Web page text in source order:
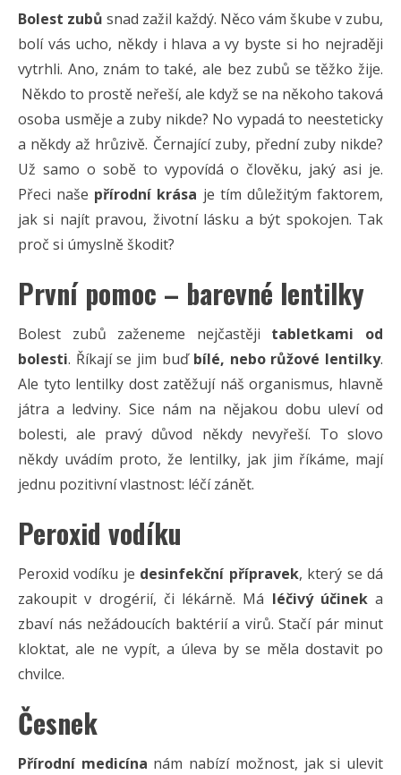
Bolest zubů snad zažil každý. Něco vám škube v zubu,
bolí vás ucho, někdy i hlava a vy byste si ho nejraději
vytrhli. Ano, znám to také, ale bez zubů se těžko žije.
Někdo to prostě neřeší, ale když se na někoho taková
osoba usměje a zuby nikde? No vypadá to neesteticky
a někdy až hrůzivě. Černající zuby, přední zuby nikde?
Už samo o sobě to vypovídá o člověku, jaký asi je.
Přeci naše přírodní krása je tím důležitým faktorem,
jak si najít pravou, životní lásku a být spokojen. Tak
proč si úmyslně škodit?
První pomoc – barevné lentilky
Bolest zubů zaženeme nejčastěji tabletkami od
bolesti. Říkají se jim buď bílé, nebo růžové lentilky.
Ale tyto lentilky dost zatěžují náš organismus, hlavně
játra a ledviny. Sice nám na nějakou dobu uleví od
bolesti, ale pravý důvod někdy nevyřeší. To slovo
někdy uvádím proto, že lentilky, jak jim říkáme, mají
jednu pozitivní vlastnost: léčí zánět.
Peroxid vodíku
Peroxid vodíku je desinfekční přípravek, který se dá
zakoupit v drogérií, či lékárně. Má léčivý účineka
zbaví nás nežádoucích baktérií a virů. Stačí pár minut
kloktat, ale ne vypít, a úleva by se měla dostavit po
chvilce.
Česnek
Přírodní medicína nám nabízí možnost, jak si ulevit